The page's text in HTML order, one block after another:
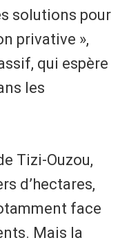
solutions pour
privative »,
qui espère
les
Tizi-Ouzou,
d’hectares,
face
Mais la